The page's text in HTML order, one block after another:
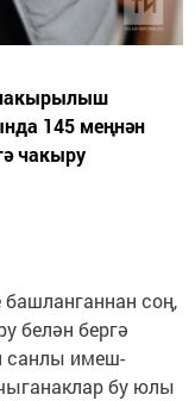
чакырылыш
145 меңнән
чакыру
соң,
белән бергә
санлы имеш-
бу юлы